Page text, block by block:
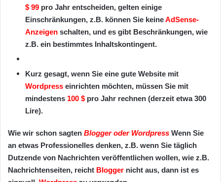
$ 99 pro Jahr entscheiden, gelten einige
Einschränkungen, z.B. können Sie keineAdSense-
Anzeigen schalten, und es gibt Beschränkungen, wie
z.B. ein bestimmtes Inhaltskontingent.
Kurz gesagt, wenn Sie eine gute Website mit
Wordpress einrichten möchten, müssen Sie mit
mindestens 100 $ pro Jahr rechnen (derzeit etwa 300
Lire).
Wie wir schon sagten Blogger oder Wordpress Wenn Sie
an etwas Professionelles denken, z.B. wenn Sie täglich
Dutzende von Nachrichten veröffentlichen wollen, wie z.B.
Nachrichtenseiten, reicht Blogger nicht aus, dann ist es